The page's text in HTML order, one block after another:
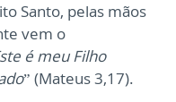
Santo, pelas mãos
vem o
é meu Filho
” (Mateus 3,17).